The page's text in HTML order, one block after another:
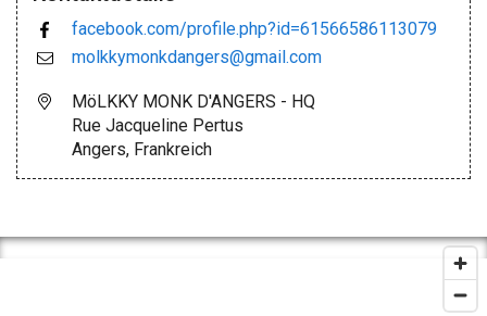
facebook.com/profile.php?id=61566586113079
molkkymonkdangers@gmail.com
MöLKKY MONK D'ANGERS - HQ
Rue Jacqueline Pertus
Angers, Frankreich